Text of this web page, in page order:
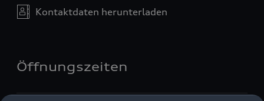
Kontaktdaten herunterladen
Öffnungszeiten